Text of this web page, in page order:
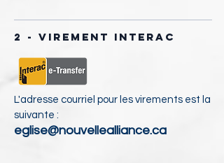
2 - VIREMENT INTERAC
L'adresse courriel pour les virements est la
suivante :
eglise@nouvellealliance.ca